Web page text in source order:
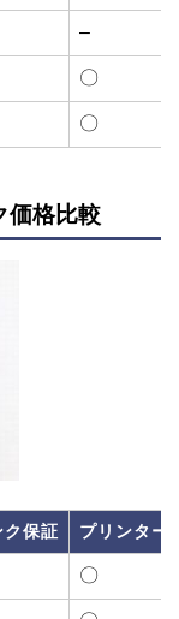
–
〇
〇
価格比較
ク保証 プリンター
〇